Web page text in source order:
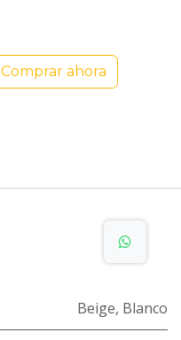
Comprar ahora
Beige, Blanco